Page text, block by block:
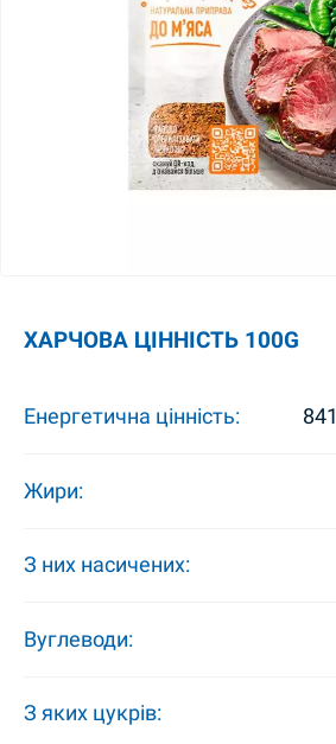
ХАРЧОВА ЦІННІСТЬ 100G
Енергетична цінність:
Жири:
З них насичених:
Вуглеводи:
З яких цукрів: